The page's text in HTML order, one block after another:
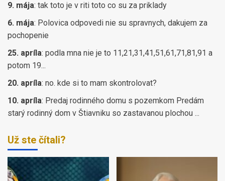
9. mája: tak toto je v riti toto co su za priklady
6. mája: Polovica odpovedi nie su spravnych, dakujem za
pochopenie
25. apríla: podla mna nie je to 11,21,31,41,51,61,71,81,91 a
potom 19...
20. apríla: no. kde si to mam skontrolovat?
10. apríla: Predaj rodinného domu s pozemkom Predám
starý rodinný dom v Štiavniku so zastavanou plochou ...
Už ste čítali?